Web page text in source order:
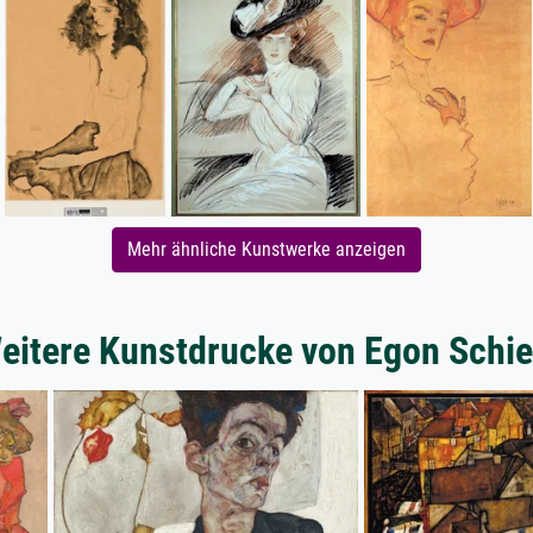
Mehr ähnliche Kunstwerke anzeigen
Kunstdrucke von Egon